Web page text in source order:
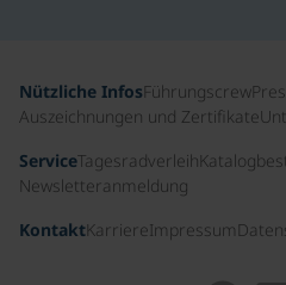
Nützliche InfosFührungscrew
Auszeichnungen und Zertifikate
ServiceTagesradverleih
Newsletteranmeldung
KontaktKarriereImpressum